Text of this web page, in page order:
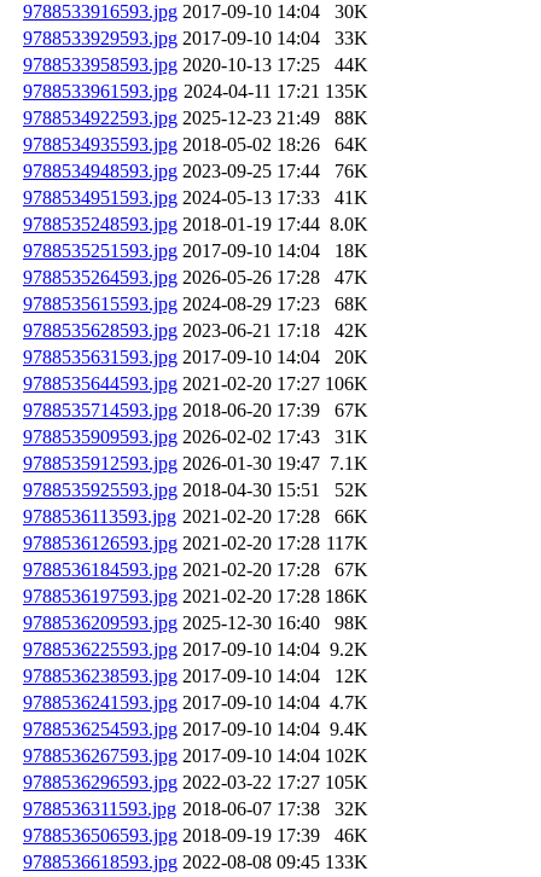
9788533916593.jpg 2017-09-10 14:04
30K
9788533929593.jpg 2017-09-10 14:04
33K
9788533958593.jpg 2020-10-13 17:25
44K
9788533961593.jpg 2024-04-11 17:21 135K
9788534922593.jpg 2025-12-23 21:49
88K
9788534935593.jpg 2018-05-02 18:26
64K
9788534948593.jpg 2023-09-25 17:44
76K
9788534951593.jpg 2024-05-13 17:33
41K
9788535248593.jpg 2018-01-19 17:44 8.0K
9788535251593.jpg 2017-09-10 14:04
18K
9788535264593.jpg 2026-05-26 17:28
47K
9788535615593.jpg 2024-08-29 17:23
68K
9788535628593.jpg 2023-06-21 17:18
42K
9788535631593.jpg 2017-09-10 14:04
20K
9788535644593.jpg 2021-02-20 17:27 106K
9788535714593.jpg 2018-06-20 17:39
67K
9788535909593.jpg 2026-02-02 17:43
31K
9788535912593.jpg 2026-01-30 19:47 7.1K
9788535925593.jpg 2018-04-30 15:51
52K
9788536113593.jpg 2021-02-20 17:28
66K
9788536126593.jpg 2021-02-20 17:28 117K
9788536184593.jpg 2021-02-20 17:28
67K
9788536197593.jpg 2021-02-20 17:28 186K
9788536209593.jpg 2025-12-30 16:40
98K
9788536225593.jpg 2017-09-10 14:04 9.2K
9788536238593.jpg 2017-09-10 14:04
12K
9788536241593.jpg 2017-09-10 14:04 4.7K
9788536254593.jpg 2017-09-10 14:04 9.4K
9788536267593.jpg 2017-09-10 14:04 102K
9788536296593.jpg 2022-03-22 17:27 105K
9788536311593.jpg 2018-06-07 17:38
32K
9788536506593.jpg 2018-09-19 17:39
46K
9788536618593.jpg 2022-08-08 09:45 133K